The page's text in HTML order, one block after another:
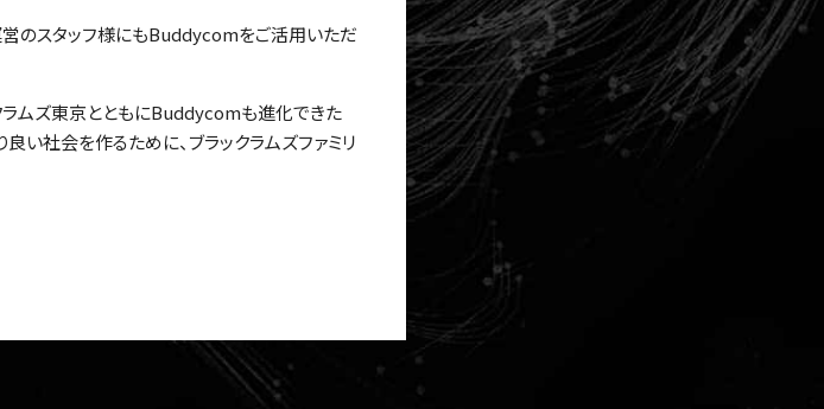
営のスタッフ様にもBuddycomをご活用いただ
ラムズ東京とともにBuddycomも進化できた
い社会を作るために、ブラックラムズファミリ